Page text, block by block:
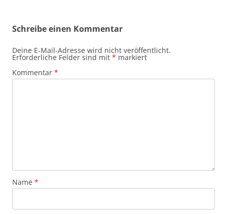
Schreibe einen Kommentar
Deine E-Mail-Adresse wird nicht veröffentlicht.
Erforderliche Felder sind mit * markiert
Kommentar *
Name *